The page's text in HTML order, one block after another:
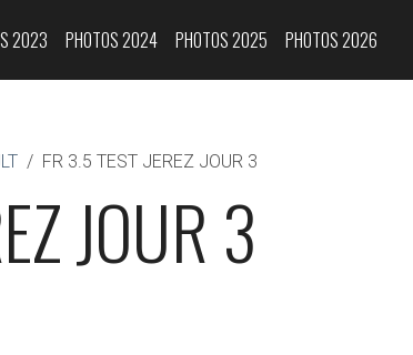
2023 PHOTOS 2024 PHOTOS 2025 PHOTOS 2026
FR 3.5 TEST JEREZ JOUR 3
JOUR 3